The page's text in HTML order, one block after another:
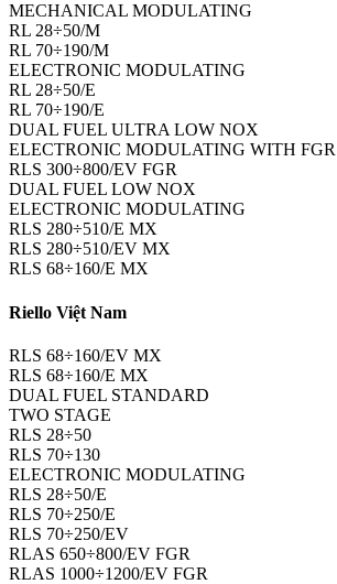
MECHANICAL MODULATING
RL 28÷50/M
RL 70÷190/M
ELECTRONIC MODULATING
RL 28÷50/E
RL 70÷190/E
DUAL FUEL ULTRA LOW NOX
ELECTRONIC MODULATING WITH FGR
RLS 300÷800/EV FGR
DUAL FUEL LOW NOX
ELECTRONIC MODULATING
RLS 280÷510/E MX
RLS 280÷510/EV MX
RLS 68÷160/E MX
Riello Việt Nam
RLS 68÷160/EV MX
RLS 68÷160/E MX
DUAL FUEL STANDARD
TWO STAGE
RLS 28÷50
RLS 70÷130
ELECTRONIC MODULATING
RLS 28÷50/E
RLS 70÷250/E
RLS 70÷250/EV
RLAS 650÷800/EV FGR
RLAS 1000÷1200/EV FGR